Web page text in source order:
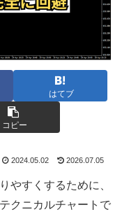
はてブ
コピー
2024.05.02 2026.07.05
やすくするために、
クニカルチャートで